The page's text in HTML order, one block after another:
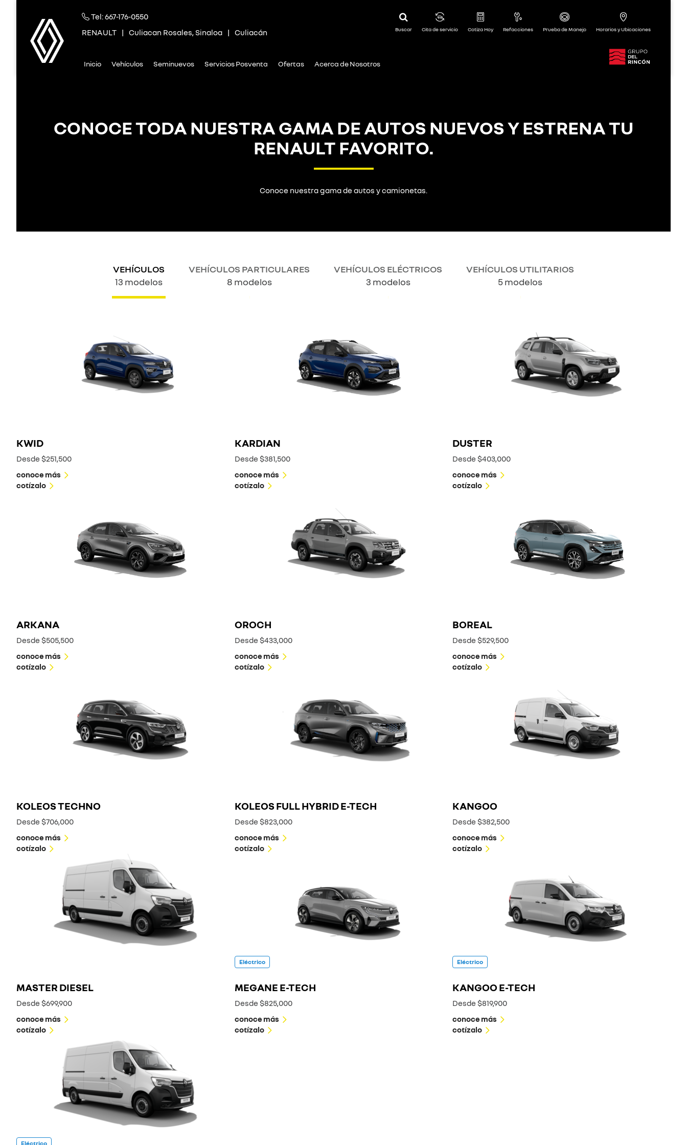
Tel:667-176-0550
RENAULT
| Culiacan Rosales, Sinaloa | Culiacán Buscar Cita de servicio Cotiza Hoy Refacciones Prueba de Manejo Horarios y Ubicaciones
Inicio Vehículos Seminuevos Servicios Posventa Ofertas Acerca de Nosotros
CONOCE TODA NUESTRA GAMA DE AUTOS NUEVOS Y ESTRENA TU
RENAULT FAVORITO.
Conoce nuestra gama de autos y camionetas.
VEHÍCULOS
13 modelos
VEHÍCULOS PARTICULARES
8 modelos
VEHÍCULOS ELÉCTRICOS
3 modelos
VEHÍCULOS UTILITARIOS
5 modelos
KWID
Desde $251,500
conoce más
cotízalo
KARDIAN
Desde $381,500
conoce más
cotízalo
DUSTER
Desde $403,000
conoce más
cotízalo
ARKANA
Desde $505,500
conoce más
cotízalo
OROCH
Desde $433,000
conoce más
cotízalo
BOREAL
Desde $529,500
conoce más
cotízalo
KOLEOS TECHNO
Desde $706,000
conoce más
cotízalo
KOLEOS FULL HYBRID E-TECH
Desde $823,000
conoce más
cotízalo
KANGOO
Desde $382,500
conoce más
cotízalo
MASTER DIESEL
Desde $699,900
conoce más
cotízalo
Eléctrico
MEGANE E-TECH
Desde $825,000
conoce más
cotízalo
Eléctrico
KANGOO E-TECH
Desde $819,900
conoce más
cotízalo
Eléctrico